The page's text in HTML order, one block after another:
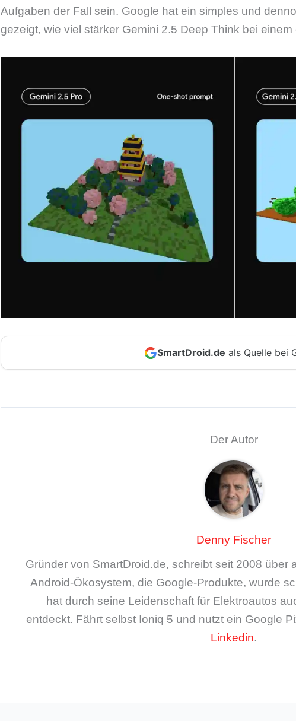
Aufgaben der Fall sein. Google hat ein simples und
gezeigt, wie viel stärker Gemini 2.5 Deep Think bei
SmartDroid.de als Quelle bei
Der Autor
Denny Fischer
Gründer von SmartDroid.de, schreibt seit 2008 über
Android-Ökosystem, die Google-Produkte, wurde
hat durch seine Leidenschaft für Elektroautos
entdeckt. Fährt selbst Ioniq 5 und nutzt ein Google
Linkedin.